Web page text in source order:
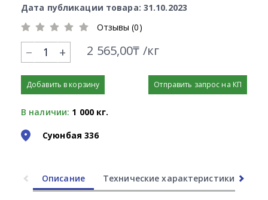
Дата публикации товара: 31.10.2023
Отзывы (0)
+ 2 565,00₸ /кг
Добавить в корзину Отправить запрос на КП
В наличии: 1 000 кг.
Суюнбая 336
Описание Технические характеристики